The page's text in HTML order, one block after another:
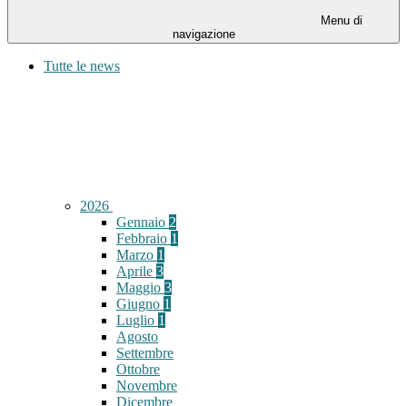
Menu di
navigazione
Tutte le news
2026
Gennaio 2
Febbraio 1
Marzo 1
Aprile 3
Maggio 3
Giugno 1
Luglio 1
Agosto
Settembre
Ottobre
Novembre
Dicembre